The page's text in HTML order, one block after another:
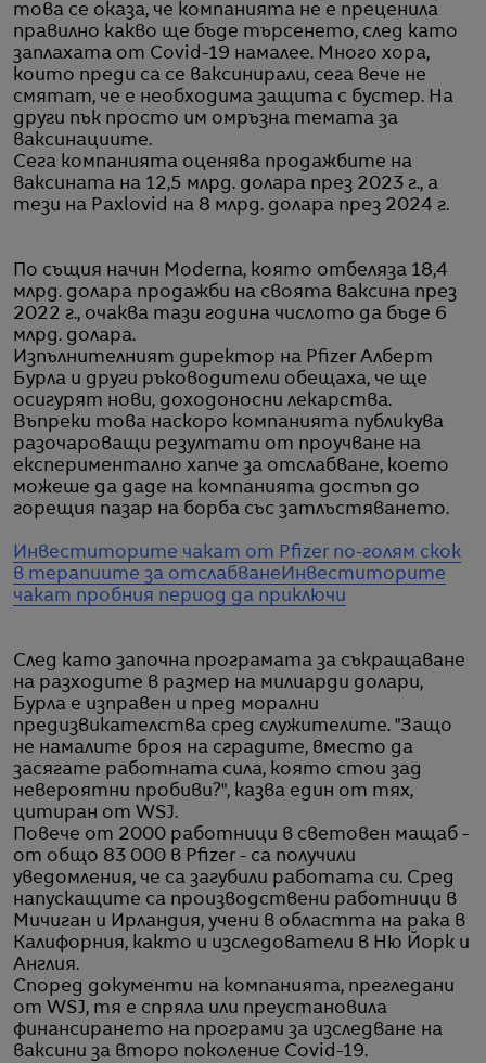
това се оказа, че компанията не е преценила
правилно какво ще бъде търсенето, след като
заплахата от Covid-19 намалее. Много хора,
които преди са се ваксинирали, сега вече не
смятат, че е необходима защита с бустер. На
други пък просто им омръзна темата за
ваксинациите.
Сега компанията оценява продажбите на
ваксината на 12,5 млрд. долара през 2023 г., а
тези на Paxlovid на 8 млрд. долара през 2024 г.
По същия начин Moderna, която отбеляза 18,4
млрд. долара продажби на своята ваксина през
2022 г., очаква тази година числото да бъде 6
млрд. долара.
Изпълнителният директор на Pfizer Алберт
Бурла и други ръководители обещаха, че ще
осигурят нови, доходоносни лекарства.
Въпреки това наскоро компанията публикува
разочароващи резултати от проучване на
експериментално хапче за отслабване, което
можеше да даде на компанията достъп до
горещия пазар на борба със затлъстяването.
Инвеститорите чакат от Pfizer по-голям скок
в терапиите за отслабване Инвеститорите
чакат пробния период да приключи
След като започна програмата за съкращаване
на разходите в размер на милиарди долари,
Бурла е изправен и пред морални
предизвикателства сред служителите. "Защо
не намалите броя на сградите, вместо да
засягате работната сила, която стои зад
невероятни пробиви?", казва един от тях,
цитиран от WSJ.
Повече от 2000 работници в световен мащаб -
от общо 83 000 в Pfizer - са получили
уведомления, че са загубили работата си. Сред
напускащите са производствени работници в
Мичиган и Ирландия, учени в областта на рака в
Калифорния, както и изследователи в Ню Йорк и
Англия.
Според документи на компанията, прегледани
от WSJ, тя е спряла или преустановила
финансирането на програми за изследване на
ваксини за второ поколение Covid-19.